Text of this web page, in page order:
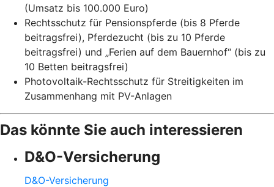
(Umsatz bis 100.000 Euro)
Rechtsschutz für Pensionspferde (bis 8 Pferde
beitragsfrei), Pferdezucht (bis zu 10 Pferde
beitragsfrei) und „Ferien auf dem Bauernhof“ (bis zu
10 Betten beitragsfrei)
Photovoltaik-Rechtsschutz für Streitigkeiten im
Zusammenhang mit PV-Anlagen
Das könnte Sie auch interessieren
D&O-Versicherung
D&O-Versicherung